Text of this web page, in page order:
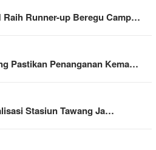
Raih Runner-up Beregu Camp…
Pastikan Penanganan Kema…
Stasiun Tawang Ja…